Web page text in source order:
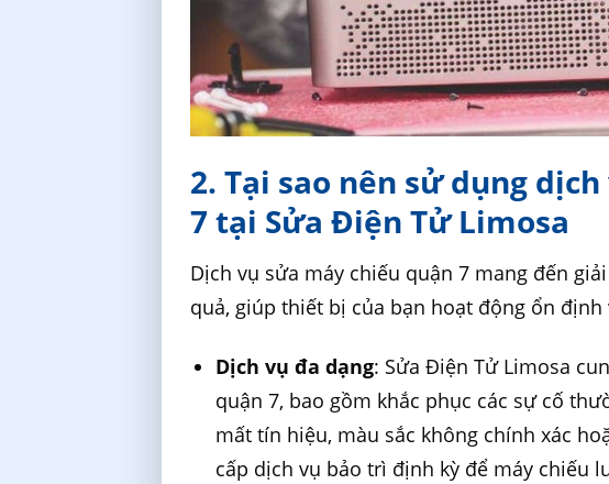
2. Tại sao nên sử dụng
7 tại Sửa Điện Tử Limosa
Dịch vụ sửa máy chiếu quận 7 mang đến
quả, giúp thiết bị của bạn hoạt động ổn định
Dịch vụ đa dạng: Sửa Điện Tử Limosa
quận 7, bao gồm khắc phục các sự cố
mất tín hiệu, màu sắc không chính xác
cấp dịch vụ bảo trì định kỳ để máy chiếu